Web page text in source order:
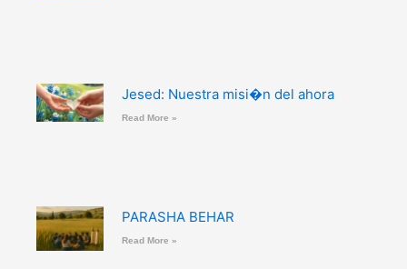
Jesed: Nuestra misi�n del ahora
Read More »
PARASHA BEHAR
Read More »